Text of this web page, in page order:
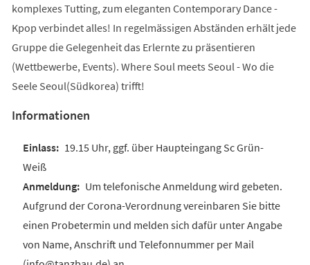
komplexes Tutting, zum eleganten Contemporary Dance -
Kpop verbindet alles! In regelmässigen Abständen erhält jede
Gruppe die Gelegenheit das Erlernte zu präsentieren
(Wettbewerbe, Events). Where Soul meets Seoul - Wo die
Seele Seoul(Südkorea) trifft!
Informationen
19.15 Uhr, ggf. über Haupteingang Sc Grün-
Weiß
Um telefonische Anmeldung wird gebeten.
Aufgrund der Corona-Verordnung vereinbaren Sie bitte
einen Probetermin und melden sich dafür unter Angabe
von Name, Anschrift und Telefonnummer per Mail